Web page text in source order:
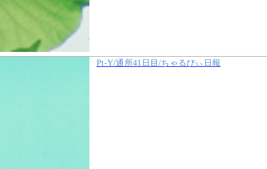
Pt-Y/通所41日目/ちゃるびぃ日報